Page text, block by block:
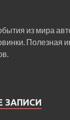
из мира
Полезная
ЗАПИСИ